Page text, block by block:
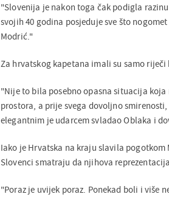
"Slovenija je nakon toga čak podigla
svojih 40 godina posjeduje sve što
Modrić."
Za hrvatskog kapetana imali su samo riječi
"Nije to bila posebno opasna situacija
prostora, a prije svega dovoljno
elegantnim je udarcem svladao Oblaka i
Iako je Hrvatska na kraju slavila
Slovenci smatraju da njihova
"Poraz je uvijek poraz. Ponekad boli i više